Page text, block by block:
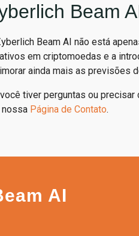
Beam
Beam AI não está
em criptomoedas e a
ainda mais as previsões
tiver perguntas ou
nossa Página de Contato.
AI